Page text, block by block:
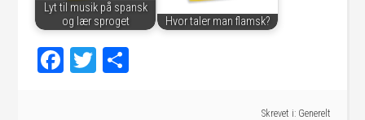
Lyt til musik på spansk
og lær sproget
Hvor taler man flamsk?
Facebook
Twitter
Skrevet i: Generelt